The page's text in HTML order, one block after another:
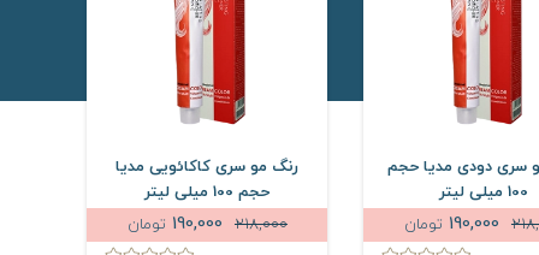
سری دودی مدیا حجم
100 میلی لیتر
تومان
رنگ مو سری کاکائویی مدیا
حجم 100 میلی لیتر
218,000
تومان